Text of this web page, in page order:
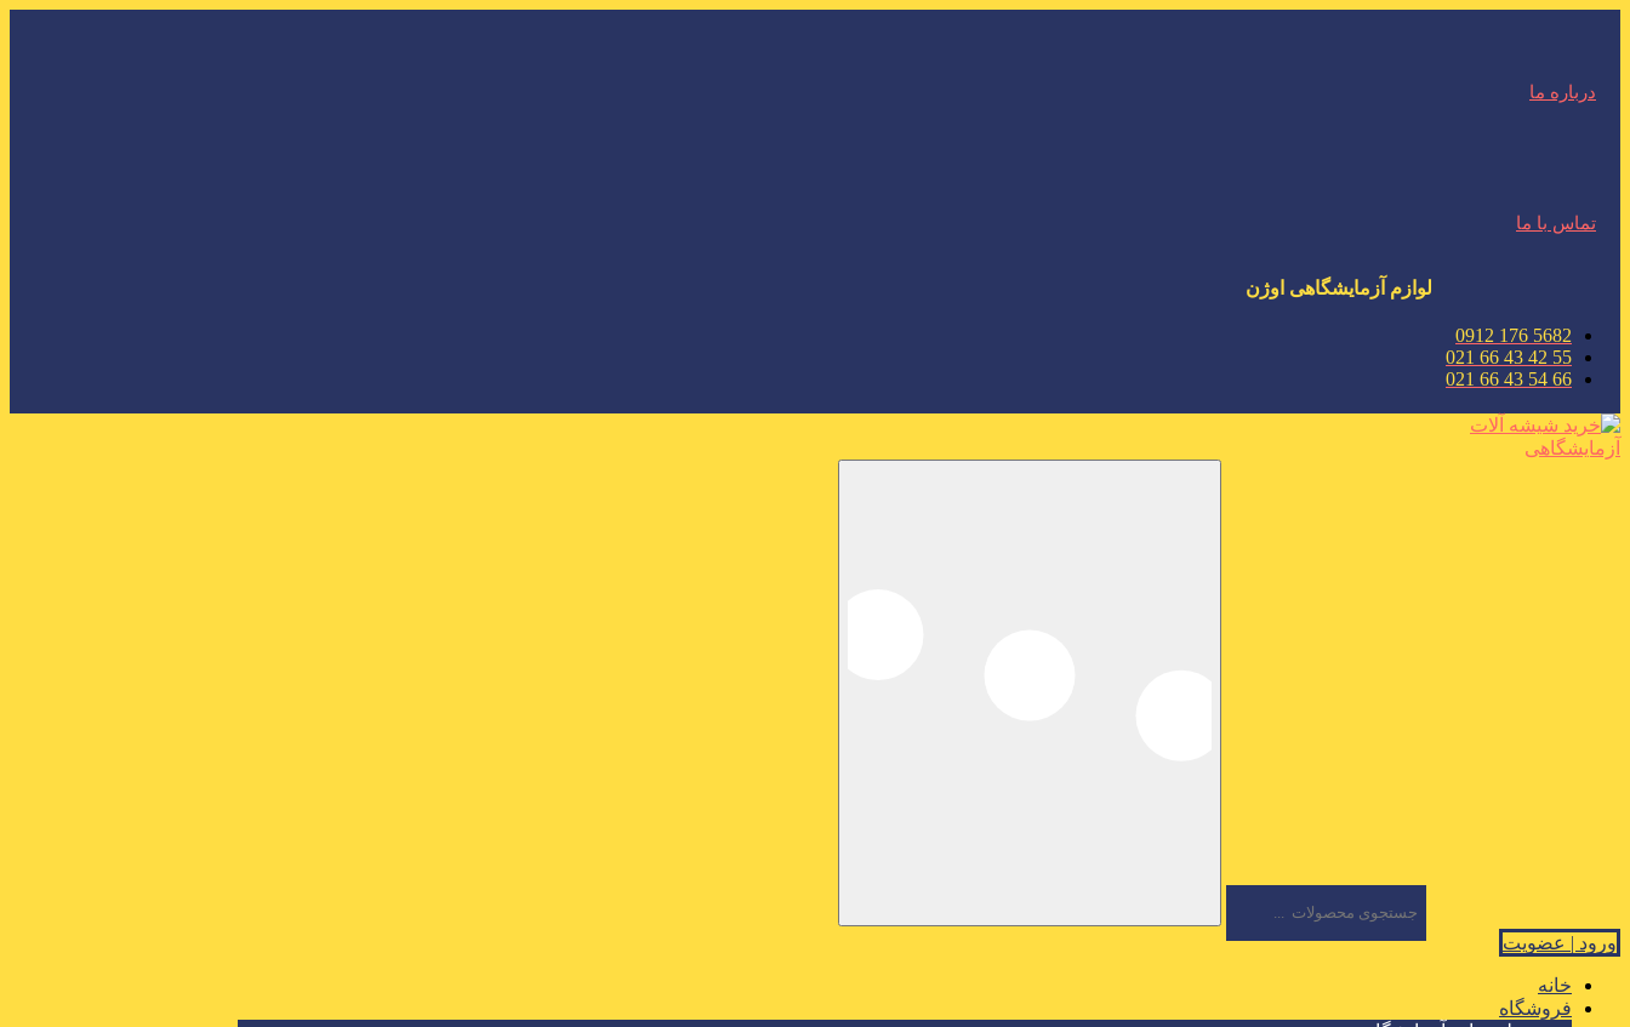
درباره ما
تماس با ما
لوازم آزمایشگاهی اوژن
5682 176 0912
55 42 43 66 021
66 54 43 66 021
ورود | عضویت
خانه
فروشگاه